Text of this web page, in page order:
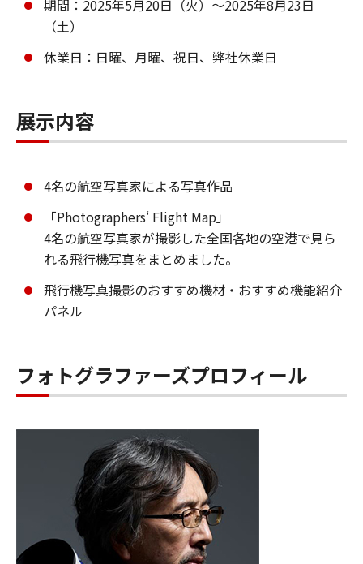
期間：2025年5月20日（火）～2025年8月23日
（土）
休業日：日曜、月曜、祝日、弊社休業日
展示内容
4名の航空写真家による写真作品
「Photographers‘ Flight Map」
4名の航空写真家が撮影した全国各地の空港で見ら
れる飛行機写真をまとめました。
飛行機写真撮影のおすすめ機材・おすすめ機能紹介
パネル
フォトグラファーズプロフィール